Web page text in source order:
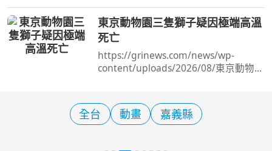
及中台灣地區進行觀光踩線，透過實地
體驗台中「山、海、屯、城」多元觀光
特色，結合KOL社群影響
東京動物園三隻獅子疑因極端高溫
死亡
https://grinews.com/news/wp-
content/uploads/2026/08/東京動物園
席捲日本及東亞其他地區之際，東京一
家動物園的三隻獅子在一週內
全台 動畫 嘉義縣